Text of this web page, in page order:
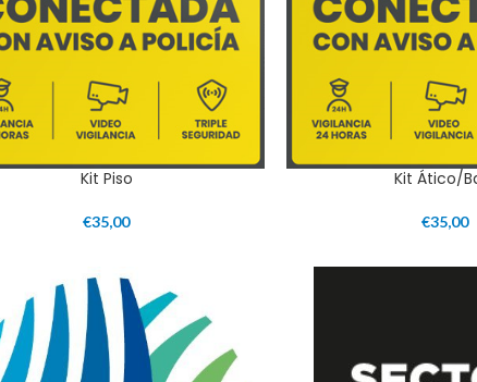
Kit Piso
€35,00
Kit Ático/
€35,00